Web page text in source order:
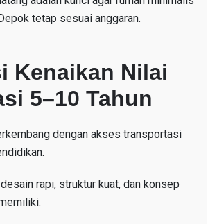
tetap sesuai anggaran.
Kenaikan Nilai
5–10 Tahun
dengan akses transportasi
desain rapi, struktur kuat, dan konsep